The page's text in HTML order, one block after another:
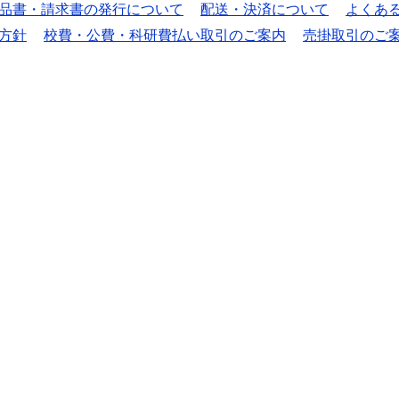
書・請求書の発行について 配送・決済について
よくあ
針
校費・公費・科研費払い取引のご案内 売掛取引のご